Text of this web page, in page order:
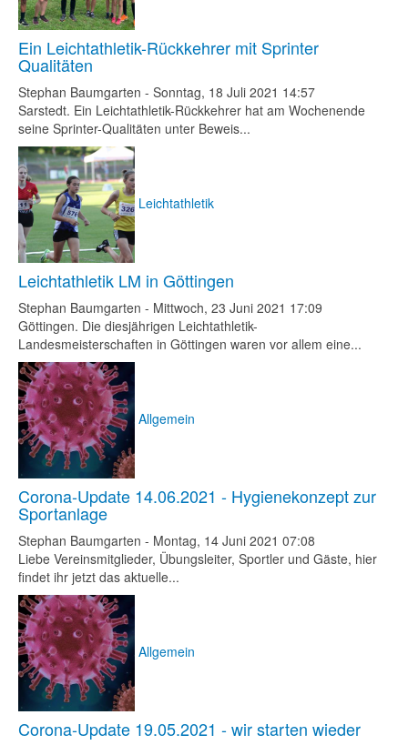
Ein Leichtathletik-Rückkehrer mit Sprinter
Qualitäten
Stephan Baumgarten - Sonntag, 18 Juli 2021 14:57
Sarstedt. Ein Leichtathletik-Rückkehrer hat am Wochenende
seine Sprinter-Qualitäten unter Beweis...
Leichtathletik
Leichtathletik LM in Göttingen
Stephan Baumgarten - Mittwoch, 23 Juni 2021 17:09
Göttingen. Die diesjährigen Leichtathletik-
Landesmeisterschaften in Göttingen waren vor allem eine...
Allgemein
Corona-Update 14.06.2021 - Hygienekonzept zur
Sportanlage
Stephan Baumgarten - Montag, 14 Juni 2021 07:08
Liebe Vereinsmitglieder, Übungsleiter, Sportler und Gäste, hier
findet ihr jetzt das aktuelle...
Allgemein
Corona-Update 19.05.2021 - wir starten wieder